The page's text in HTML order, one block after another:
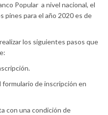
Popular a nivel nacional, el
pines para el año 2020 es de
los siguientes pasos que
de inscripción en
con una condición de